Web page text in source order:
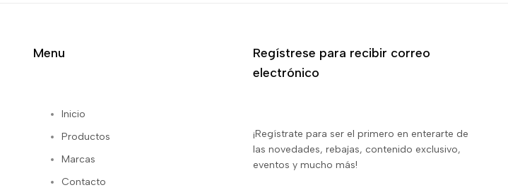
Menu
Inicio
Productos
Marcas
Contacto
Regístrese para recibir correo
electrónico
¡Regístrate para ser el primero en enterarte de
las novedades, rebajas, contenido exclusivo,
eventos y mucho más!